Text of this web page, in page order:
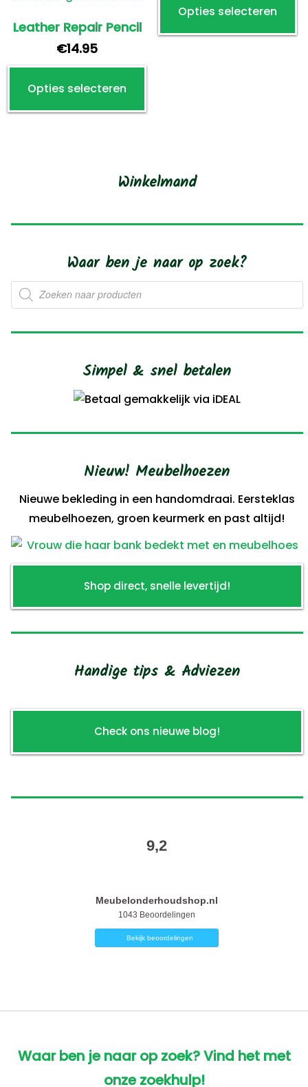
Leather Repair Pencil
€14.95
Opties selecteren
heeft
Deze
optie
gekozen
op
de
productpagina
Opties selecteren
Winkelmand
Waar ben je naar op zoek?
Producten
zoeken
Simpel & snel betalen
Nieuw! Meubelhoezen
Nieuwe bekleding in een handomdraai. Eersteklas
meubelhoezen, groen keurmerk en past altijd!
Shop direct, snelle levertijd!
Handige tips & Adviezen
Check ons nieuwe blog!
9,2
Meubelonderhoudshop.nl
1043 Beoordelingen
Bekijk beoordelingen
Waar ben je naar op zoek? Vind het met
onze zoekhulp!